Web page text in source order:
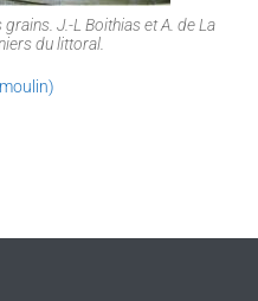
J.-L Boithias et A. de La
du littoral.